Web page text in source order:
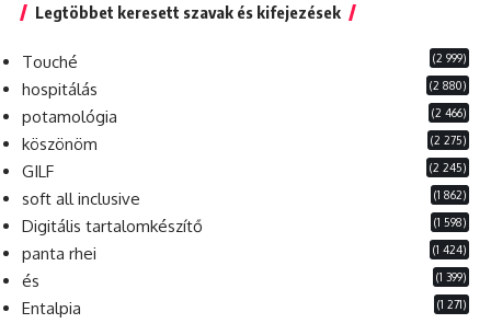
Legtöbbet keresett szavak és kifejezések
Touché (2 999)
hospitálás (2 880)
potamológia (2 466)
köszönöm (2 275)
GILF (2 245)
soft all inclusive (1 862)
Digitális tartalomkészítő (1 598)
panta rhei (1 424)
és (1 399)
Entalpia (1 271)